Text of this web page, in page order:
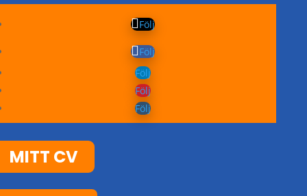
Följ
Följ
Följ
Följ
Följ
MITT CV